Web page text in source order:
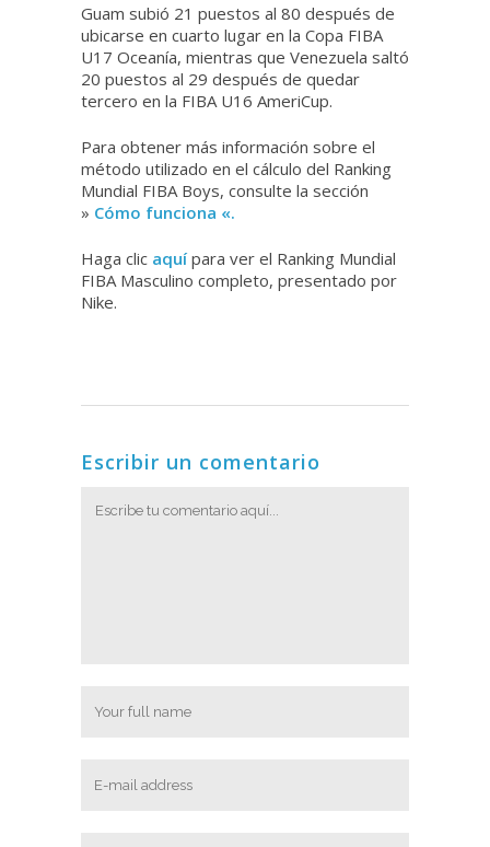
Guam subió 21 puestos al 80 después de
ubicarse en cuarto lugar en la Copa FIBA ​​
U17 Oceanía, mientras que Venezuela saltó
20 puestos al 29 después de quedar
tercero en la FIBA ​​U16 AmeriCup.
Para obtener más información sobre el
método utilizado en el cálculo del Ranking
Mundial FIBA ​​​​Boys, consulte la sección
» Cómo funciona «.
Haga clic aquípara ver el Ranking Mundial
FIBA ​​​​Masculino completo, presentado por
Nike.
Escribir un comentario